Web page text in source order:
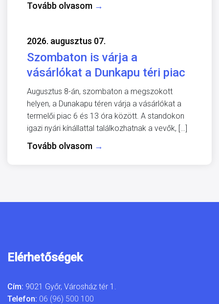
Tovább olvasom →
2026. augusztus 07.
Szombaton is várja a
vásárlókat a Dunkapu téri piac
Augusztus 8-án, szombaton a megszokott
helyen, a Dunakapu téren várja a vásárlókat a
termelői piac 6 és 13 óra között. A standokon
igazi nyári kínállattal találkozhatnak a vevők, […]
Tovább olvasom →
Elérhetőségek
Cím: 9021 Győr, Városház tér 1.
Telefon: 06 (96) 500 100